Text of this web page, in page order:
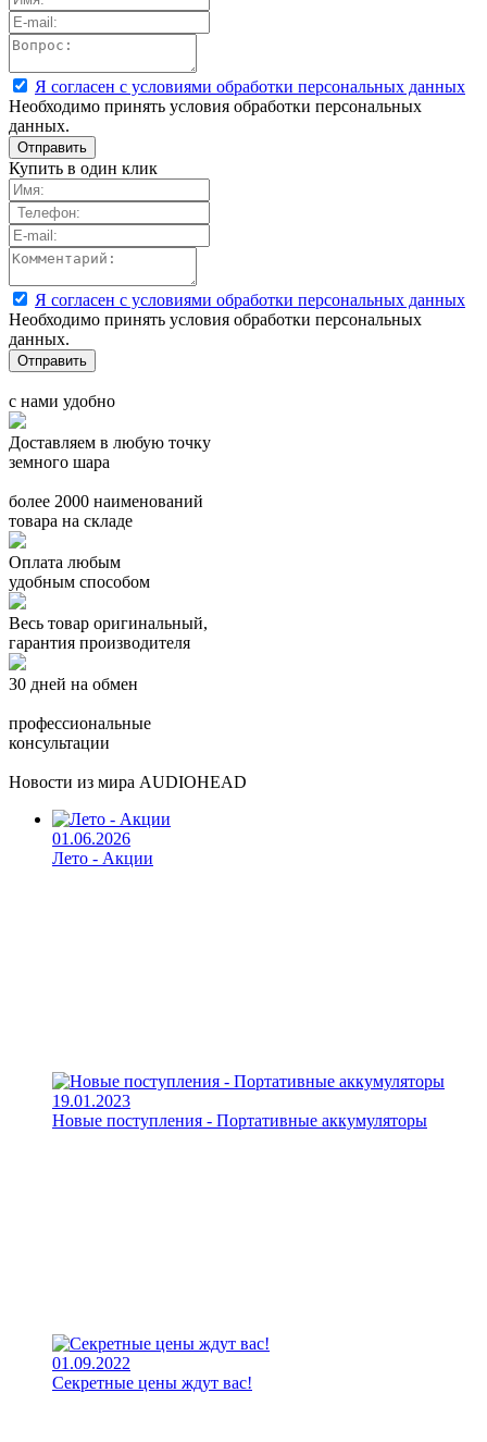
Я согласен с условиями обработки персональных данных
Необходимо принять условия обработки персональных
данных.
Купить в один клик
Я согласен с условиями обработки персональных данных
Необходимо принять условия обработки персональных
данных.
с нами удобно
Доставляем в любую точку
земного шара
более 2000 наименований
товара на складе
Оплата любым
удобным способом
Весь товар оригинальный,
гарантия производителя
30 дней на обмен
профессиональные
консультации
Новости из мира AUDIOHEAD
01.06.2026
Лето - Акции
19.01.2023
Новые поступления - Портативные аккумуляторы
01.09.2022
Секретные цены ждут вас!